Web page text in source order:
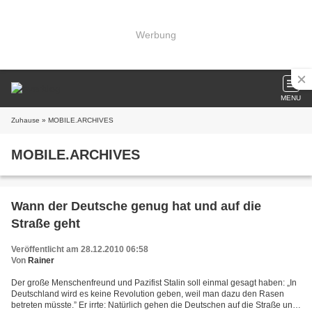
Werbung
MENU
Zuhause » MOBILE.ARCHIVES
MOBILE.ARCHIVES
Wann der Deutsche genug hat und auf die
Straße geht
Veröffentlicht am 28.12.2010 06:58
Von Rainer
Der große Menschenfreund und Pazifist Stalin soll einmal gesagt haben: „In
Deutschland wird es keine Revolution geben, weil man dazu den Rasen
betreten müsste.” Er irrte: Natürlich gehen die Deutschen auf die Straße und